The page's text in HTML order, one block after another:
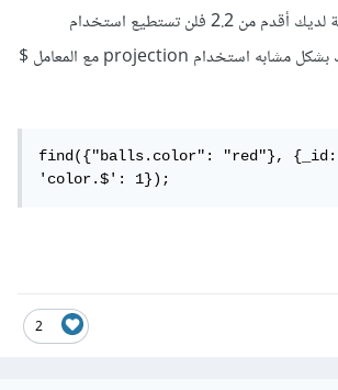
وفي حال كانت النسخة لديك أقدم من 2.2 فلن تستطيع استخدام
elemMatch، يمكنك بشكل مشابه استخدام projection مع المعامل $
find({"balls.color": "red"},
'color.$': 1});
2